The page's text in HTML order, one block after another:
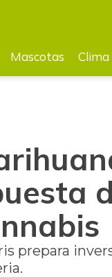
sus plantas: La
Mascotas Clima
prepara